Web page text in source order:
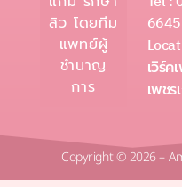
สิว โดยทีม
แพทย์ผู้
ชำนาญ
การ
6645
เวิร์ค
เพช
Copyright © 2026 –